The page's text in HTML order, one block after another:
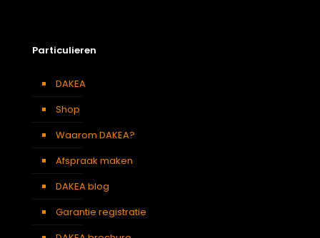
Particulieren
DAKEA
Shop
Waarom DAKEA?
Afspraak maken
DAKEA blog
Garantie registratie